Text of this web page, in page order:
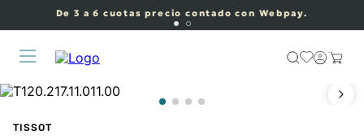
De 3 a 6 cuotas precio contado con Webpay.
TISSOT